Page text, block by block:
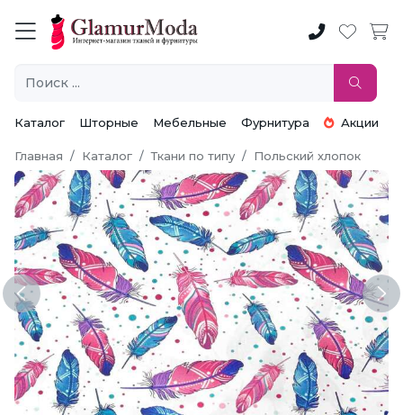
Каталог Шторные Мебельные Фурнитура Акции
Главная Каталог Ткани по типу Польский хлопок
Previous